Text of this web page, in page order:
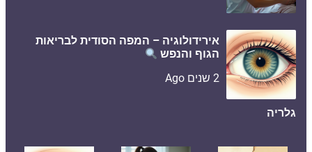
אירידולוגיה – המפה הסודית לבריאות
הגוף והנפש
2 שנים Ago
גלריה